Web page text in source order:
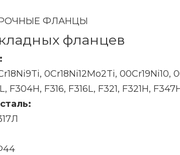
ФЛАНЦЫ
фланцев
0Cr18Ni12Mo2Ti, 00Cr19Ni10,
F304H, F316, F316L, F321, F321H,